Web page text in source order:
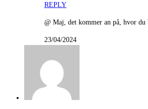
REPLY
@ Maj, det kommer an på, hvor du
23/04/2024